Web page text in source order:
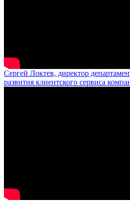
Сергей Локтев, директор
развития клиентского сервиса